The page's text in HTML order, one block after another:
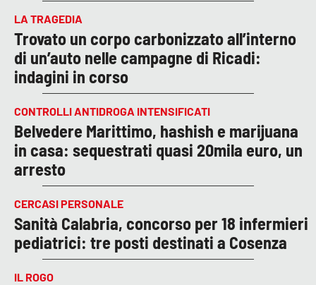
LA TRAGEDIA
Trovato un corpo carbonizzato all’interno
di un’auto nelle campagne di Ricadi:
indagini in corso
CONTROLLI ANTIDROGA INTENSIFICATI
Belvedere Marittimo, hashish e marijuana
in casa: sequestrati quasi 20mila euro, un
arresto
CERCASI PERSONALE
Sanità Calabria, concorso per 18 infermieri
pediatrici: tre posti destinati a Cosenza
IL ROGO